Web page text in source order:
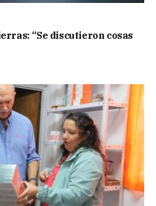
“Se discutieron cosas